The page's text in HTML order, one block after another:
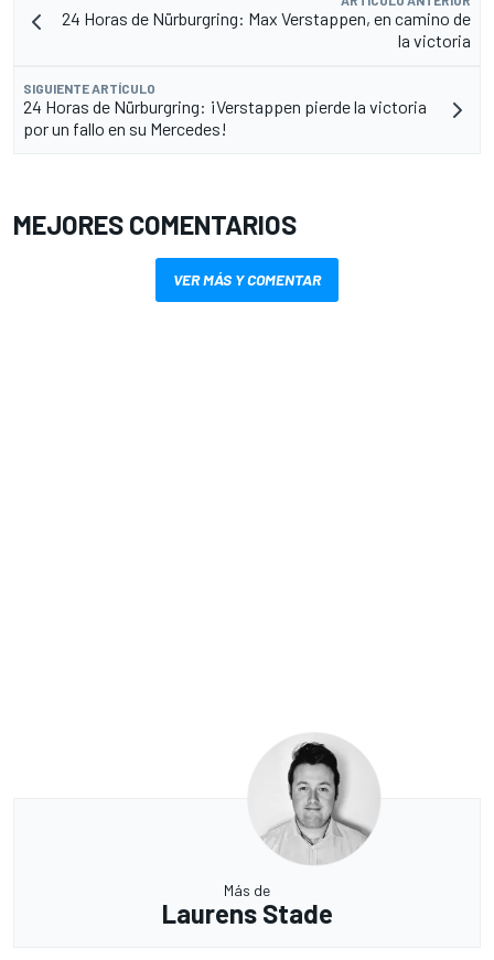
24 Horas de Nürburgring: Max Verstappen, en camino de
la victoria
SIGUIENTE ARTÍCULO
24 Horas de Nürburgring: ¡Verstappen pierde la victoria
por un fallo en su Mercedes!
MEJORES COMENTARIOS
VER MÁS Y COMENTAR
Más de
Laurens Stade